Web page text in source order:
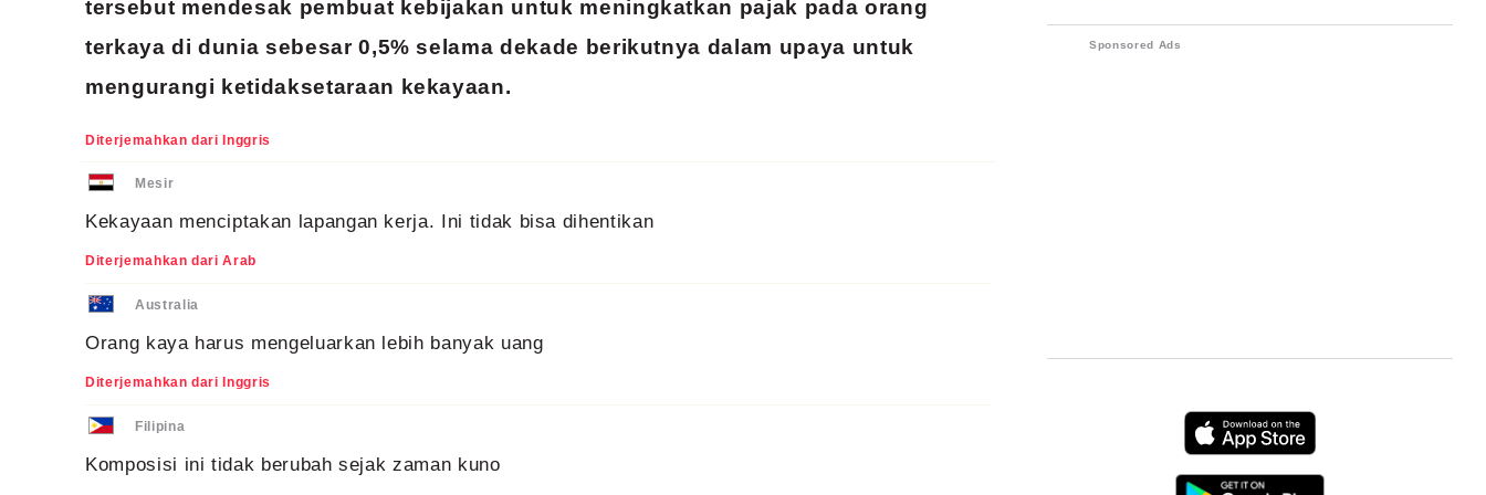
tersebut mendesak pembuat kebijakan untuk meningkatkan pajak pada orang
terkaya di dunia sebesar 0,5% selama dekade berikutnya dalam upaya untuk
mengurangi ketidaksetaraan kekayaan.
Diterjemahkan dari Inggris
Mesir
Kekayaan menciptakan lapangan kerja. Ini tidak bisa dihentikan
Diterjemahkan dari Arab
Australia
Orang kaya harus mengeluarkan lebih banyak uang
Diterjemahkan dari Inggris
Filipina
Komposisi ini tidak berubah sejak zaman kuno
tersebut membenarkan pentingnya
elektronik
Sponsored Ads